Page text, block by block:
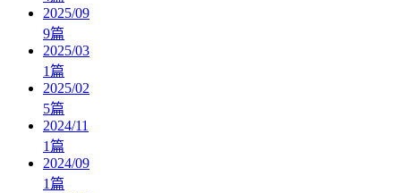
2025/09
9篇
2025/03
1篇
2025/02
5篇
2024/11
1篇
2024/09
1篇